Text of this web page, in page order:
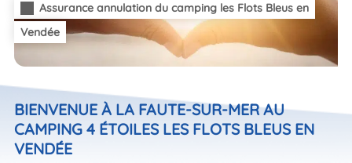
Assurance annulation du camping les Flots Bleus en
Vendée
BIENVENUE À LA FAUTE-SUR-MER AU
CAMPING 4 ÉTOILES LES FLOTS BLEUS EN
VENDÉE